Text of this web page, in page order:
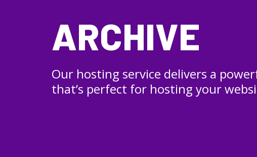
ARCHIVE
Our hosting service delivers a
that’s perfect for hosting your